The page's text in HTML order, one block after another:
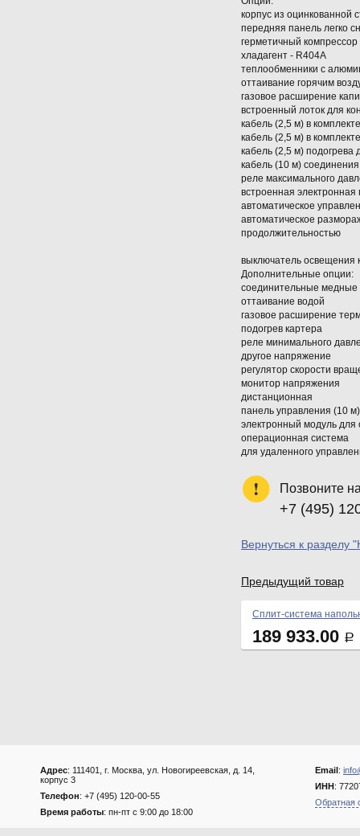
корпус из оцинкованной
передняя панель легко
герметичный
хладагент - R404A
теплообменники с
оттаивание горячим
газовое расширение
встроенный лоток для
кабель (2,5 м) в
кабель (2,5 м) в
кабель (2,5 м)
кабель (10 м)
реле максимального
встроенная
автоматическое
автоматическое
продолжительностью
выключатель освещения
Дополнительные опции:
соединительные медные
оттаивание водой
газовое расширение
подогрев картера
реле минимального
другое напряжение
регулятор скорости
монитор напряжения
дистанционная
панель управления (10
электронный модуль
операционная система
для удаленного
Позвоните
+7 (495)
Вернуться к разделу
Предыдущий товар
Сплит-система
189 933.00 Р
Адрес: 111401, г. Москва, ул. Новогиреевская, д. 14,
корпус 3
Телефон: +7 (495) 120-00-55
Время работы: пн-пт с 9:00 до 18:00
Email:
ИНН:
Обратная